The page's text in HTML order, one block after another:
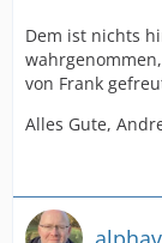
Dem ist nichts
von Frank
Alles Gute,